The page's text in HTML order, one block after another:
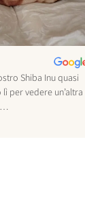
Shiba Inu quasi
per vedere un’altra